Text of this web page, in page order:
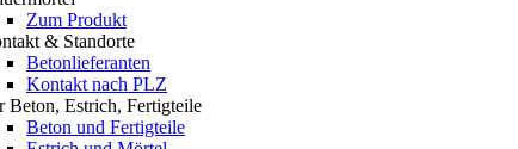
Zum Produkt
& Standorte
Betonlieferanten
Kontakt nach PLZ
Beton, Estrich, Fertigteile
Beton und Fertigteile